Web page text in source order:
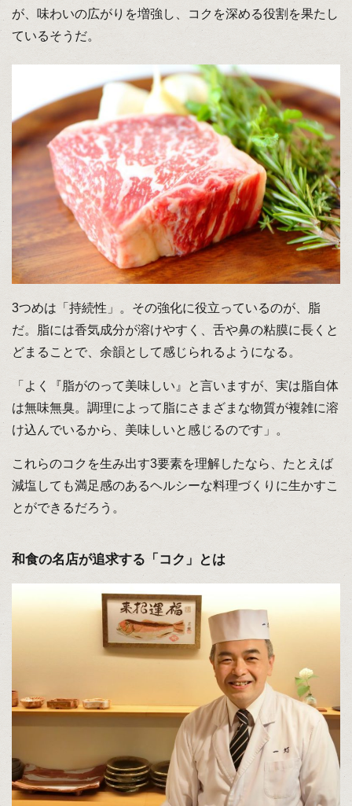
が、味わいの広がりを増強し、コクを深める役割を果たし
ているそうだ。
3つめは「持続性」。その強化に役立っているのが、脂
だ。脂には香気成分が溶けやすく、舌や鼻の粘膜に長くと
どまることで、余韻として感じられるようになる。
「よく『脂がのって美味しい』と言いますが、実は脂自体
は無味無臭。調理によって脂にさまざまな物質が複雑に溶
け込んでいるから、美味しいと感じるのです」。
これらのコクを生み出す3要素を理解したなら、たとえば
減塩しても満足感のあるヘルシーな料理づくりに生かすこ
とができるだろう。
和食の名店が追求する「コク」とは